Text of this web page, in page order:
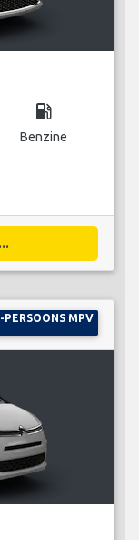
local_gas_station
Benzine
PERSOONS MPV